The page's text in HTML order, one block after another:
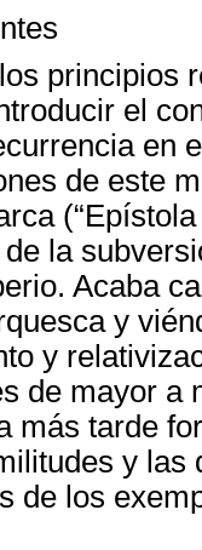
principios
el
en
de este
la
Acaba
y
y
de mayor a
más tarde
y las
de los